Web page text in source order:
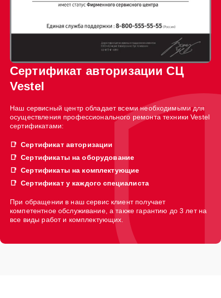
Сертификат авторизации СЦ
Vestel
Наш сервисный центр обладает всеми необходимыми для
осуществления профессионального ремонта техники Vestel
сертификатами:
Сертификат авторизации
Сертификаты на оборудование
Сертификаты на комплектующие
Сертификат у каждого специалиста
При обращении в наш сервис клиент получает
компетентное обслуживание, а также гарантию до 3 лет на
все виды работ и комплектующих.